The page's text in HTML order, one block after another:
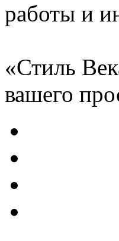
работы и
«Стиль
вашего